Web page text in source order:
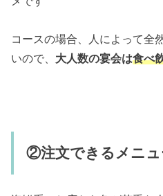
コースの場合、人によって全
いので、 大人数の宴会は食べ
②注文できるメニュ